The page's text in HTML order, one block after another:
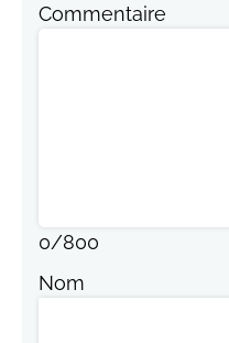
Commentaire
0/800
Nom